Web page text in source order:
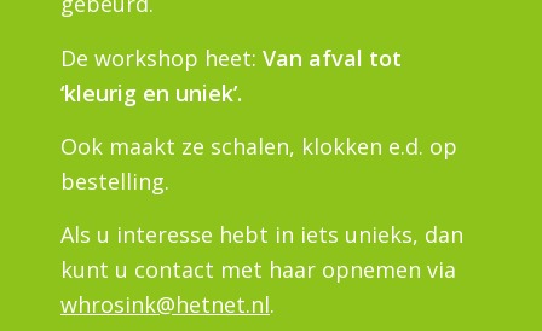
De workshop heet: Van afval tot
‘kleurig en uniek’.
Ook maakt ze schalen, klokken e.d. op
bestelling.
Als u interesse hebt in iets unieks, dan
kunt u contact met haar opnemen via
whrosink@hetnet.nl.